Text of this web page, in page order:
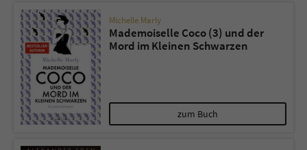
Michelle Marly
Mademoiselle Coco (3) und der
Mord im Kleinen Schwarzen
zum Buch